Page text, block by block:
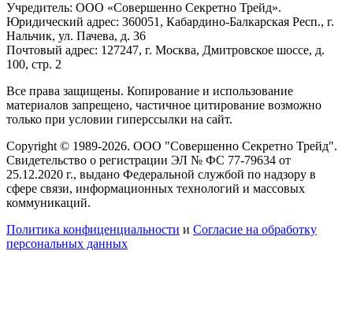
Учредитель: ООО «Совершенно Секретно Трейд».
Юридический адрес: 360051, Кабардино-Балкарская Респ., г.
Нальчик, ул. Пачева, д. 36
Почтовый адрес: 127247, г. Москва, Дмитровское шоссе, д.
100, стр. 2
Все права защищены. Копирование и использование
материалов запрещено, частичное цитирование возможно
только при условии гиперссылки на сайт.
Copyright © 1989-2026. ООО "Совершенно Секретно Трейд".
Свидетельство о регистрации ЭЛ № ФС 77-79634 от
25.12.2020 г., выдано Федеральной службой по надзору в
сфере связи, информационных технологий и массовых
коммуникаций.
Политика конфиценциальности и Согласие на обработку
персональных данных